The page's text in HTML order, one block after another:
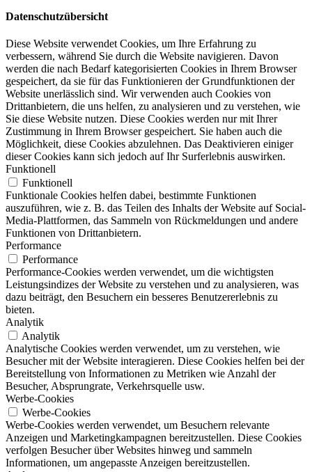
Datenschutzübersicht
Diese Website verwendet Cookies, um Ihre Erfahrung zu
verbessern, während Sie durch die Website navigieren. Davon
werden die nach Bedarf kategorisierten Cookies in Ihrem Browser
gespeichert, da sie für das Funktionieren der Grundfunktionen der
Website unerlässlich sind. Wir verwenden auch Cookies von
Drittanbietern, die uns helfen, zu analysieren und zu verstehen, wie
Sie diese Website nutzen. Diese Cookies werden nur mit Ihrer
Zustimmung in Ihrem Browser gespeichert. Sie haben auch die
Möglichkeit, diese Cookies abzulehnen. Das Deaktivieren einiger
dieser Cookies kann sich jedoch auf Ihr Surferlebnis auswirken.
Funktionell
Funktionell
Funktionale Cookies helfen dabei, bestimmte Funktionen
auszuführen, wie z. B. das Teilen des Inhalts der Website auf Social-
Media-Plattformen, das Sammeln von Rückmeldungen und andere
Funktionen von Drittanbietern.
Performance
Performance
Performance-Cookies werden verwendet, um die wichtigsten
Leistungsindizes der Website zu verstehen und zu analysieren, was
dazu beiträgt, den Besuchern ein besseres Benutzererlebnis zu
bieten.
Analytik
Analytik
Analytische Cookies werden verwendet, um zu verstehen, wie
Besucher mit der Website interagieren. Diese Cookies helfen bei der
Bereitstellung von Informationen zu Metriken wie Anzahl der
Besucher, Absprungrate, Verkehrsquelle usw.
Werbe-Cookies
Werbe-Cookies
Werbe-Cookies werden verwendet, um Besuchern relevante
Anzeigen und Marketingkampagnen bereitzustellen. Diese Cookies
verfolgen Besucher über Websites hinweg und sammeln
Informationen, um angepasste Anzeigen bereitzustellen.